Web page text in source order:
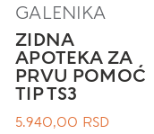
GALENIKA
ZIDNA
APOTEKA ZA
PRVU POMOĆ
TIP TS3
5.940,00 RSD